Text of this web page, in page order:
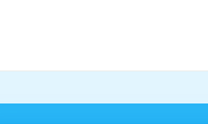
oder Unternehmen